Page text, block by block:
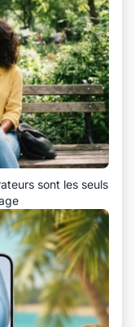
sont les seuls